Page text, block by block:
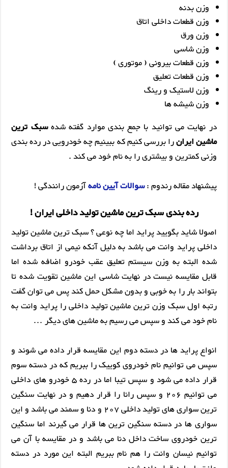
وزن بدنه
وزن قطعات داخلی اتاق
وزن ورق
وزن شاسی
وزن قطعات بیرونی ( موتوری )
وزن قطعات تعلیق
وزن لاستیک و رینگ
وزن شیشه ها
در نهایت می توانید با جمع بندی موارد گفته شدهسبک ترین
ماشین ایرانرا بررسی کنیم که ببینیم چه خودرویی در رده بندی
وزنی کمترین و بیشتری را به نام خود می کند .
پیشنهاد مقاله رندوم :سوالات آیین نامهآزمون رانندگی !
رده بندی سبک ترین ماشین تولید داخلی ایران !
اصولا شاید بگویید پراید اما چه نوعی ؟ سبک ترین ماشین تولید
داخلی پراید وانت می باشد به دلیل آنکه نیمی از اتاق برداشت
شده البته به وزن سیستم تعلیق عقب خودرو اضافه شده اما
قابل مقایسه نیست در نهایت شاسی این ماشین تقویت شده تا
بتواند بار را به خوبی و بدون مشکل حمل کند پس می توان گفت
رتبه اول سبک وزن ترین ماشین تولید داخلی را پراید وانت به
نام خود می کند و سپس می رسیم به ماشین های دیگر …
انواع پراید ها در دسته دوم این مقایسه قرار داده می شوند و
سپس می توانیم نام خودروی کوییک را ببریم که در دسته سوم
قرار داده می شود و سپس تیبا اما در رده 5 خودرو های داخلی
می توانیم 206 و سپس رانا را قرار دهیم و در نهایت سنگین
ترین سواری های تولید داخلی 207 و دنا و سمند می باشد و این
سواری ها در دسته سنگین ترین ها قرار می گیرند اما سنگین
ترین خودروی ساخت داخل دنا می باشد و در مقایسه با آن می
توانیم نیسان وانت را هم نام ببریم البته این مورد در دسته